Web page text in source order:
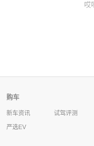
哎
购车
新车资讯
试驾评测
严选EV